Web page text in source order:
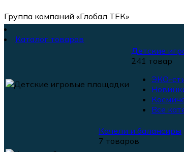
Группа компаний «Глобал ТЕК»
Каталог товаров
Детские
241 товар
ЭКО-
Все
Качели и балансиры
7 товаров